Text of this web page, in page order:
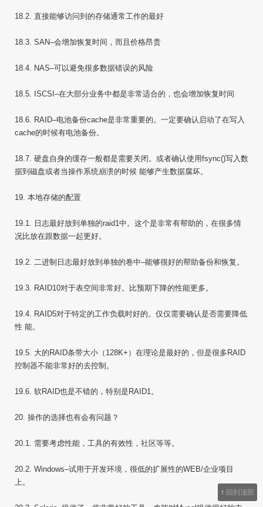
18.2. 直接能够访问到的存储通常工作的最好
18.3. SAN–会增加恢复时间，而且价格昂贵
18.4. NAS–可以避免很多数据错误的风险
18.5. ISCSI–在大部分业务中都是非常适合的，也会增加恢复时间
18.6. RAID–电池备份cache是非常重要的。一定要确认启动了在写入
cache的时候有电池备份。
18.7. 硬盘自身的缓存一般都是需要关闭。或者确认使用fsync()写入数
据到磁盘或者当操作系统崩溃的时候 能够产生数据腐坏。
19. 本地存储的配置
19.1. 日志最好放到单独的raid1中。这个是非常有帮助的，在很多情
况比放在跟数据一起更好。
19.2. 二进制日志最好放到单独的卷中–能够很好的帮助备份和恢复。
19.3. RAID10对于表空间非常好。比预期下降的性能更多。
19.4. RAID5对于特定的工作负载时好的。仅仅需要确认是否需要降低
性 能。
19.5. 大的RAID条带大小（128K+）在理论是最好的，但是很多RAID
控制器不能非常好的去控制。
19.6. 软RAID也是不错的，特别是RAID1。
20. 操作的选择也有会有问题？
20.1. 需要考虑性能，工具的有效性，社区等等。
20.2. Windows–试用于开发环境，很低的扩展性的WEB/企业项目
上。
↑ 回到顶部